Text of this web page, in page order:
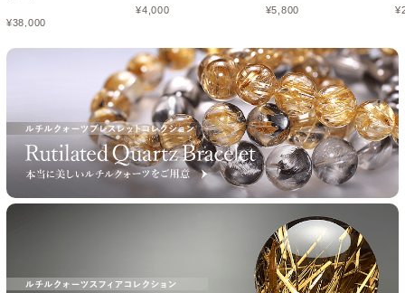
¥38,000
¥4,000 ¥5,800 ¥